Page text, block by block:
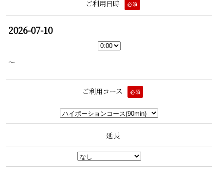
ご利用日時 必須
2026-07-10
〜
ご利用コース 必須
延長